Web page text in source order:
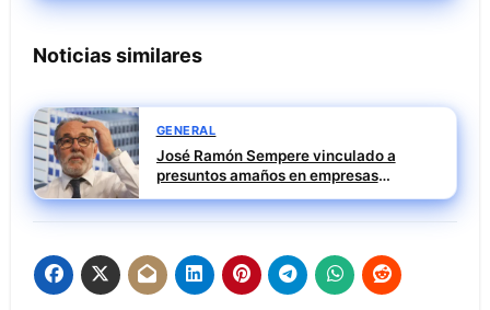
Noticias similares
GENERAL
José Ramón Sempere vinculado a
presuntos amaños en empresas
públicas durante su etapa en Mercasa